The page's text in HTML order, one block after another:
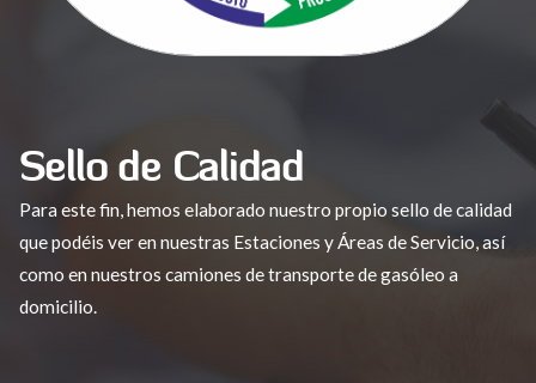
Sello de Calidad
Para este fin, hemos elaborado nuestro propio sello de calidad
que podéis ver en nuestras Estaciones y Áreas de Servicio, así
como en nuestros camiones de transporte de gasóleo a
domicilio.